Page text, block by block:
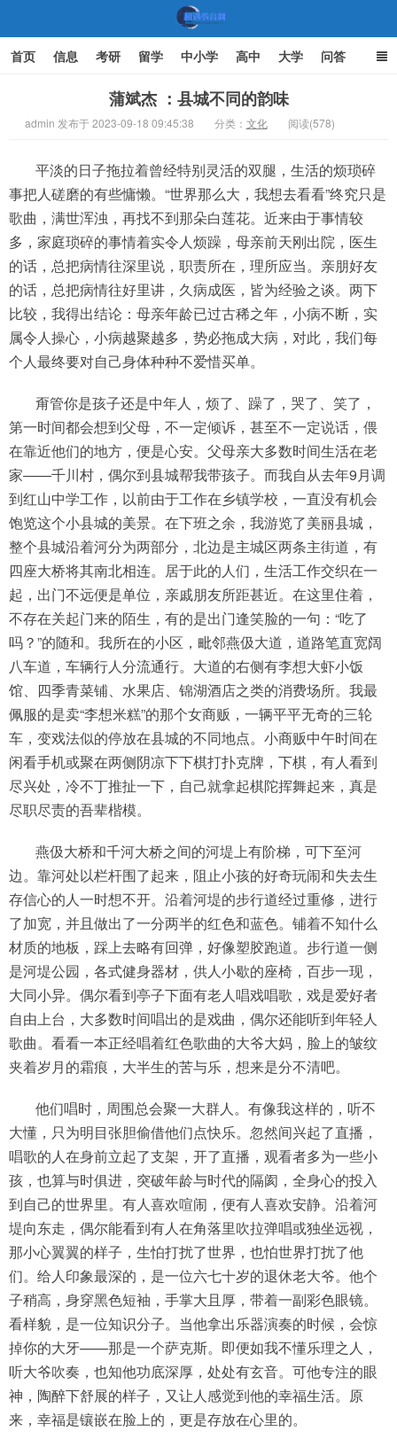
首页 信息 考研 留学 中小学 高中 大学 问答
蒲斌杰 ：县城不同的韵味
admin 发布于 2023-09-18 09:45:38 分类： 文化 阅读(578)
平淡的日子拖拉着曾经特别灵活的双腿，生活的烦琐碎
事把人磋磨的有些慵懒。“世界那么大，我想去看看”终究只是
歌曲，满世浑浊，再找不到那朵白莲花。近来由于事情较
多，家庭琐碎的事情着实令人烦躁，母亲前天刚出院，医生
的话，总把病情往深里说，职责所在，理所应当。亲朋好友
的话，总把病情往好里讲，久病成医，皆为经验之谈。两下
比较，我得出结论：母亲年龄已过古稀之年，小病不断，实
属令人操心，小病越聚越多，势必拖成大病，对此，我们每
个人最终要对自己身体种种不爱惜买单。
甭管你是孩子还是中年人，烦了、躁了，哭了、笑了，
第一时间都会想到父母，不一定倾诉，甚至不一定说话，偎
在靠近他们的地方，便是心安。父母亲大多数时间生活在老
家——千川村，偶尔到县城帮我带孩子。而我自从去年9月调
到红山中学工作，以前由于工作在乡镇学校，一直没有机会
饱览这个小县城的美景。在下班之余，我游览了美丽县城，
整个县城沿着河分为两部分，北边是主城区两条主街道，有
四座大桥将其南北相连。居于此的人们，生活工作交织在一
起，出门不远便是单位，亲戚朋友所距甚近。在这里住着，
不存在关起门来的陌生，有的是出门逢笑脸的一句：“吃了
吗？”的随和。我所在的小区，毗邻燕伋大道，道路笔直宽阔
八车道，车辆行人分流通行。大道的右侧有李想大虾小饭
馆、四季青菜铺、水果店、锦湖酒店之类的消费场所。我最
佩服的是卖“李想米糕”的那个女商贩，一辆平平无奇的三轮
车，变戏法似的停放在县城的不同地点。小商贩中午时间在
闲看手机或聚在两侧阴凉下下棋打扑克牌，下棋，有人看到
尽兴处，冷不丁推扯一下，自己就拿起棋陀挥舞起来，真是
尽职尽责的吾辈楷模。
燕伋大桥和千河大桥之间的河堤上有阶梯，可下至河
边。靠河处以栏杆围了起来，阻止小孩的好奇玩闹和失去生
存信心的人一时想不开。沿着河堤的步行道经过重修，进行
了加宽，并且做出了一分两半的红色和蓝色。铺着不知什么
材质的地板，踩上去略有回弹，好像塑胶跑道。步行道一侧
是河堤公园，各式健身器材，供人小歇的座椅，百步一现，
大同小异。偶尔看到亭子下面有老人唱戏唱歌，戏是爱好者
自由上台，大多数时间唱出的是戏曲，偶尔还能听到年轻人
歌曲。看看一本正经唱着红色歌曲的大爷大妈，脸上的皱纹
夹着岁月的霜痕，大半生的苦与乐，想来是分不清吧。
他们唱时，周围总会聚一大群人。有像我这样的，听不
大懂，只为明目张胆偷借他们点快乐。忽然间兴起了直播，
唱歌的人在身前立起了支架，开了直播，观看者多为一些小
孩，也算与时俱进，突破年龄与时代的隔阂，全身心的投入
到自己的世界里。有人喜欢喧闹，便有人喜欢安静。沿着河
堤向东走，偶尔能看到有人在角落里吹拉弹唱或独坐远视，
那小心翼翼的样子，生怕打扰了世界，也怕世界打扰了他
们。给人印象最深的，是一位六七十岁的退休老大爷。他个
子稍高，身穿黑色短袖，手掌大且厚，带着一副彩色眼镜。
看样貌，是一位知识分子。当他拿出乐器演奏的时候，会惊
掉你的大牙——那是一个萨克斯。即便如我不懂乐理之人，
听大爷吹奏，也知他功底深厚，处处有玄音。可他专注的眼
神，陶醉下舒展的样子，又让人感觉到他的幸福生活。原
来，幸福是镶嵌在脸上的，更是存放在心里的。